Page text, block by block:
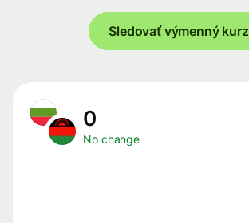
Sledovať výmenný kurz
0
No change